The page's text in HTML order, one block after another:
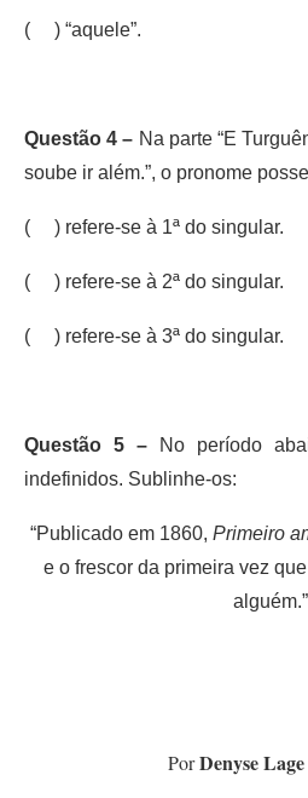
( ) “aquele”.
Questão 4 – Na parte “E
soube ir além.”, o pronome
( ) refere-se à 1ª do singular.
( ) refere-se à 2ª do singular.
( ) refere-se à 3ª do singular.
Questão 5 –
No período
indefinidos. Sublinhe-os:
“Publicado em 1860, Primeiro
e o frescor da primeira vez
alguém.”
PorDenyse